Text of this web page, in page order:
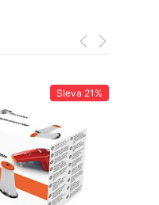
Sleva 21%